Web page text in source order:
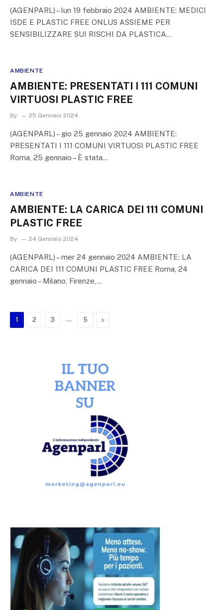
(AGENPARL) – lun 19 febbraio 2024 AMBIENTE: MEDICI
ISDE E PLASTIC FREE ONLUS ASSIEME PER
SENSIBILIZZARE SUI RISCHI DA PLASTICA…
AMBIENTE
AMBIENTE: PRESENTATI I 111 COMUNI
VIRTUOSI PLASTIC FREE
By 25 Gennaio 2024
(AGENPARL) – gio 25 gennaio 2024 AMBIENTE:
PRESENTATI I 111 COMUNI VIRTUOSI PLASTIC FREE
Roma, 25 gennaio – È stata…
AMBIENTE
AMBIENTE: LA CARICA DEI 111 COMUNI
PLASTIC FREE
By 24 Gennaio 2024
(AGENPARL) – mer 24 gennaio 2024 AMBIENTE: LA
CARICA DEI 111 COMUNI PLASTIC FREE Roma, 24
gennaio – Milano, Firenze,…
1 2 3 … 5 Next